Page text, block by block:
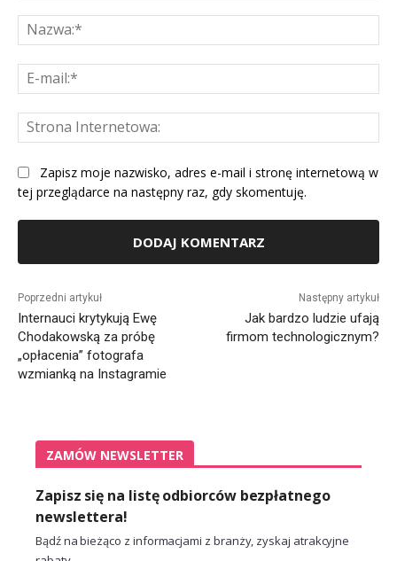
Zapisz moje nazwisko, adres e-mail i stronę internetową w
tej przeglądarce na następny raz, gdy skomentuję.
Poprzedni artykuł
Internauci krytykują Ewę
Chodakowską za próbę
„opłacenia” fotografa
wzmianką na Instagramie
Następny artykuł
Jak bardzo ludzie ufają
firmom technologicznym?
ZAMÓW NEWSLETTER
Zapisz się na listę odbiorców bezpłatnego
newslettera!
Bądź na bieżąco z informacjami z branży, zyskaj atrakcyjne